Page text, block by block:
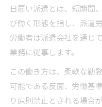
日雇いが認められ
日雇いの例外
例外業務の日雇
例外要件に該
日雇い例外対
日雇い派遣とは、短期間
び働く形態を指し、派遣
労働者は派遣会社を通じ
業務に従事します。
この働き方は、柔軟な勤
可能である反面、労働基
り原則禁止とされる場合